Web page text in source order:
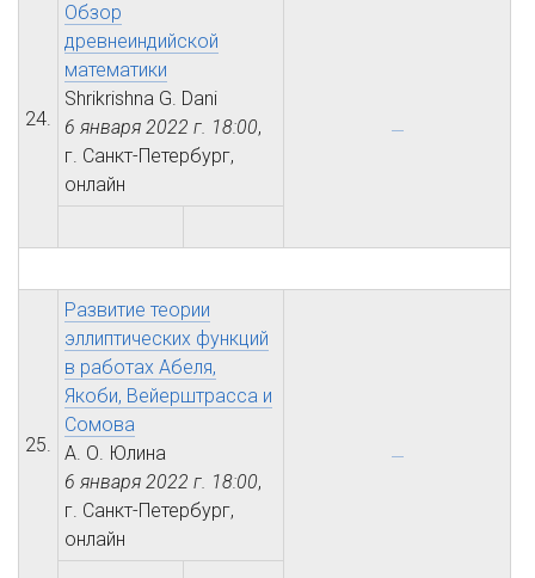
24.
Обзор
древнеиндийской
математики
Shrikrishna G. Dani
6 января 2022 г. 18:00,
г. Санкт-Петербург,
онлайн
25.
Развитие теории
эллиптических функций
в работах Абеля,
Якоби, Вейерштрасса и
Сомова
А. О. Юлина
6 января 2022 г. 18:00,
г. Санкт-Петербург,
онлайн